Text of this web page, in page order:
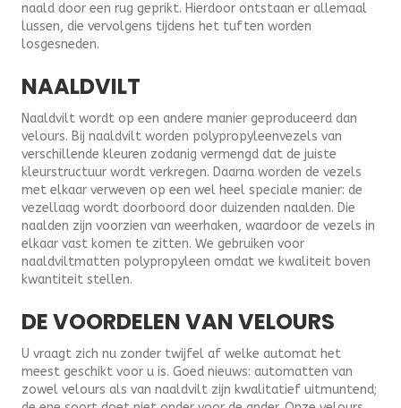
naald door een rug geprikt. Hierdoor ontstaan er allemaal
lussen, die vervolgens tijdens het tuften worden
losgesneden.
NAALDVILT
Naaldvilt wordt op een andere manier geproduceerd dan
velours. Bij naaldvilt worden polypropyleenvezels van
verschillende kleuren zodanig vermengd dat de juiste
kleurstructuur wordt verkregen. Daarna worden de vezels
met elkaar verweven op een wel heel speciale manier: de
vezellaag wordt doorboord door duizenden naalden. Die
naalden zijn voorzien van weerhaken, waardoor de vezels in
elkaar vast komen te zitten. We gebruiken voor
naaldviltmatten polypropyleen omdat we kwaliteit boven
kwantiteit stellen.
DE VOORDELEN VAN VELOURS
U vraagt zich nu zonder twijfel af welke automat het
meest geschikt voor u is. Goed nieuws: automatten van
zowel velours als van naaldvilt zijn kwalitatief uitmuntend;